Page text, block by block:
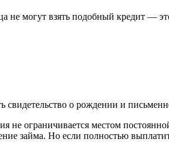
не могут взять подобный кредит —
о рождении и
ограничивается местом
займа. Но если полностью